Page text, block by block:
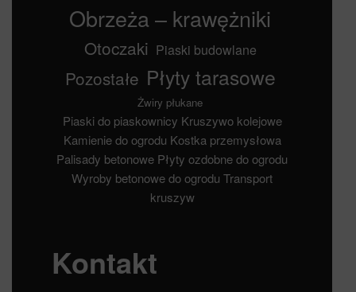
Obrzeża – krawężniki
Otoczaki Piaski budowlane
Pozostałe Płyty tarasowe
Żwiry płukane
Piaski do piaskownicy Kruszywo kolejowe
Kamienie do ogrodu Kostka przemysłowa
Palisady betonowe Płyty ozdobne do ogrodu
Wyroby betonowe do ogrodu Transport
kruszyw
Kontakt